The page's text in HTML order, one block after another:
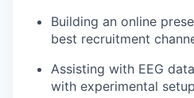
Building an online
best recruitment
Assisting with EEG
with experimental